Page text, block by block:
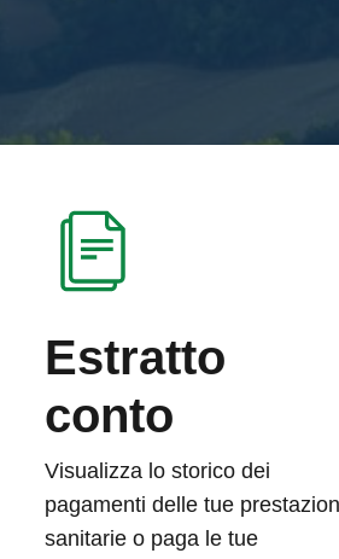
Estratto
conto
Visualizza lo storico dei
pagamenti delle tue
sanitarie o paga le tue